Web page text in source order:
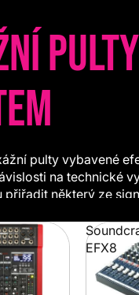
pulty vybavené
na technické
přiřadit některý ze
EFX8